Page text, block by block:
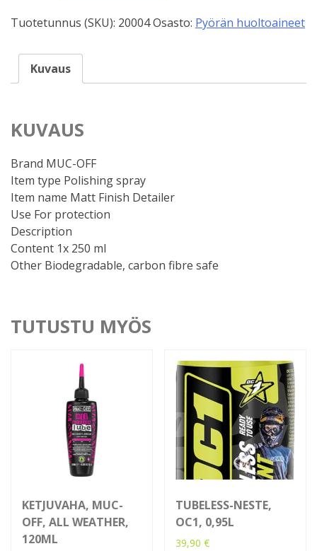
Muc-
250ml
määrä
Tuotetunnus (SKU): 20004Osasto: Pyörän huoltoaineet
Kuvaus
KUVAUS
Brand MUC-OFF
Item type Polishing spray
Item name Matt Finish Detailer
Use For protection
Description
Content 1x 250 ml
Other Biodegradable, carbon fibre safe
TUTUSTU MYÖS
KETJUVAHA, MUC-
OFF, ALL WEATHER,
120ML
TUBELESS-NESTE,
OC1, 0,95L
39,90€